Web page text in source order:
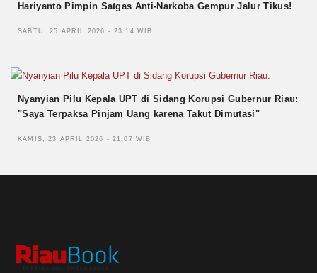
Hariyanto Pimpin Satgas Anti-Narkoba Gempur Jalur Tikus!
SABTU, 25 APRIL 2026 - 23:14 WIB
Nyanyian Pilu Kepala UPT di Sidang Korupsi Gubernur Riau:
"Saya Terpaksa Pinjam Uang karena Takut Dimutasi"
KAMIS, 23 APRIL 2026 - 21:07 WIB